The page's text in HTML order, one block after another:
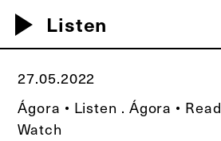
play_arrow Listen
27.05.2022
Ágora • Listen . Ágora • Read
Watch